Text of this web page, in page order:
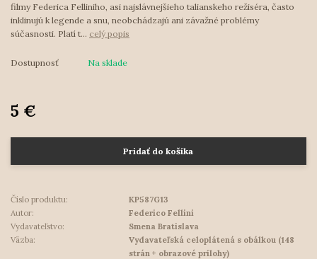
filmy Federica Felliniho, asi najslávnejšieho talianskeho režiséra, často
inklinujú k legende a snu, neobchádzajú ani závažné problémy
súčasnosti. Platí t... celý popis
Dostupnosť Na sklade
5 €
Pridať do košíka
Číslo produktu:
KP587G13
Autor:
Federico Fellini
Vydavateľstvo:
Smena Bratislava
Väzba:
Vydavateľská celoplátená s obálkou (148
strán + obrazové prílohy)